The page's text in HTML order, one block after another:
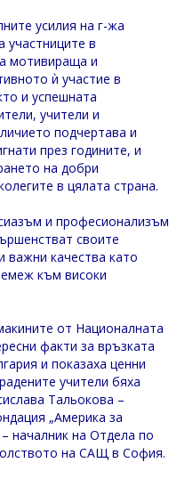
усилия на г-жа
участниците в
мотивираща и
ѝ участие в
и успешната
учители и
подчертава и
през годините, и
на добри
в цялата страна.
и професионализъм
своите
важни качества като
към високи
от Националната
факти за връзката
и показаха ценни
учители бяха
Тальокова –
„Америка за
началник на Отдела по
на САЩ в София.